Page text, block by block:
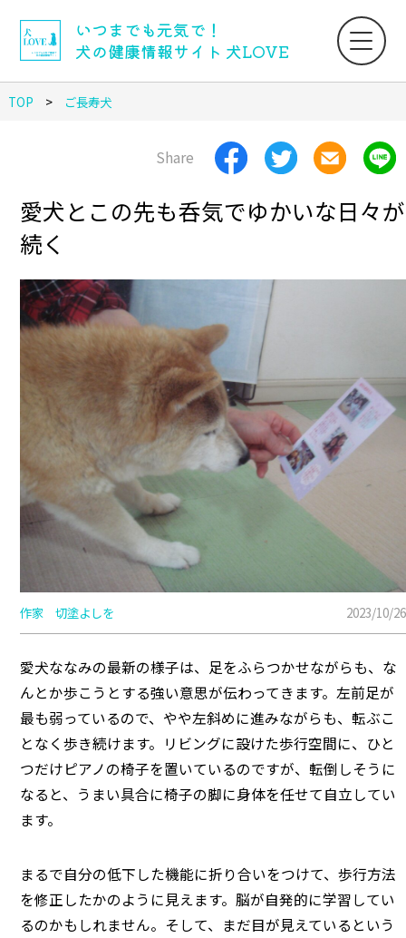
いつまでも元気で！
犬の健康情報サイト 犬LOVE
TOP ご長寿犬
Share
愛犬とこの先も呑気でゆかいな日々が
続く
作家 切塗よしを 2023/10/26
愛犬ななみの最新の様子は、足をふらつかせながらも、な
んとか歩こうとする強い意思が伝わってきます。左前足が
最も弱っているので、やや左斜めに進みながらも、転ぶこ
となく歩き続けます。リビングに設けた歩行空間に、ひと
つだけピアノの椅子を置いているのですが、転倒しそうに
なると、うまい具合に椅子の脚に身体を任せて自立してい
ます。
まるで自分の低下した機能に折り合いをつけて、歩行方法
を修正したかのように見えます。脳が自発的に学習してい
るのかもしれません。そして、まだ目が見えているという